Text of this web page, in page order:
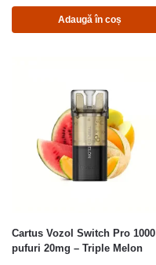
Adaugă în coș
Cartus Vozol Switch Pro 1000
pufuri 20mg – Triple Melon